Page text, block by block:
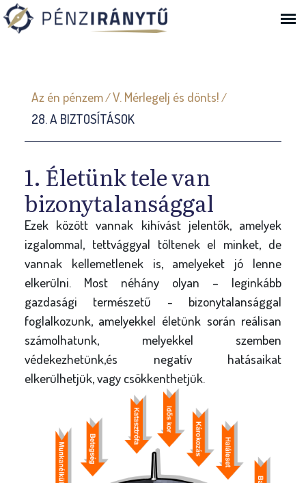
Ugrás a navigációhoz
J
e
n
l
e
g
i
h
e
l
y
Az én pénzem/V. Mérlegelj és dönts!/
28. A BIZTOSÍTÁSOK
1. Életünk tele van
bizonytalansággal
Ezek között vannak kihívást jelentők, amelyek
izgalommal, tettvággyal töltenek el minket, de
vannak kellemetlenek is, amelyeket jó lenne
elkerülni. Most néhány olyan – leginkább
gazdasági természetű - bizonytalansággal
foglalkozunk, amelyekkel életünk során reálisan
számolhatunk, melyekkel szemben
védekezhetünk,és negatív hatásaikat
elkerülhetjük, vagy csökkenthetjük.